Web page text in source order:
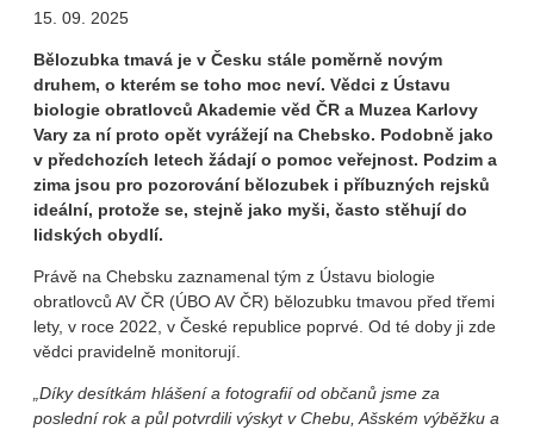
15. 09. 2025
Bělozubka tmavá je v Česku stále poměrně novým
druhem, o kterém se toho moc neví. Vědci z Ústavu
biologie obratlovců Akademie věd ČR a Muzea Karlovy
Vary za ní proto opět vyrážejí na Chebsko. Podobně jako
v předchozích letech žádají o pomoc veřejnost. Podzim a
zima jsou pro pozorování bělozubek i příbuzných rejsků
ideální, protože se, stejně jako myši, často stěhují do
lidských obydlí.
Právě na Chebsku zaznamenal tým z Ústavu biologie
obratlovců AV ČR (ÚBO AV ČR) bělozubku tmavou před třemi
lety, v roce 2022, v České republice poprvé. Od té doby ji zde
vědci pravidelně monitorují.
„Díky desítkám hlášení a fotografií od občanů jsme za
poslední rok a půl potvrdili výskyt v Chebu, Ašském výběžku a